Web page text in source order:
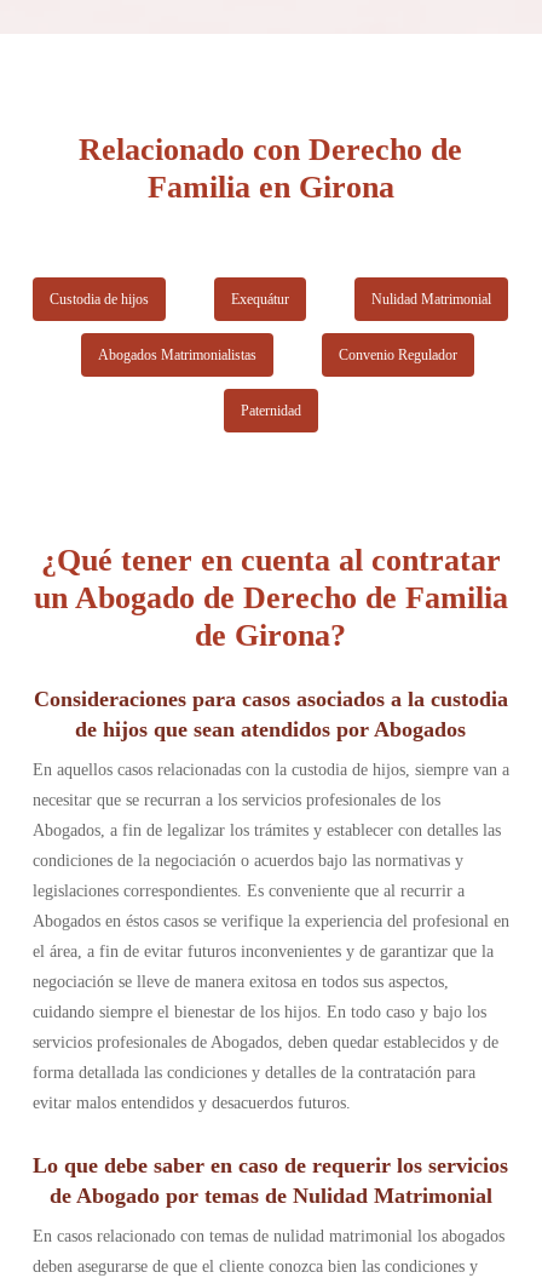
consultas.
Relacionado con Derecho de
Familia en Girona
Custodia de hijos Exequátur Nulidad Matrimonial
Abogados Matrimonialistas Convenio Regulador
Paternidad
¿Qué tener en cuenta al contratar
un Abogado de Derecho de Familia
de Girona?
Consideraciones para casos asociados a la custodia
de hijos que sean atendidos por Abogados
En aquellos casos relacionadas con la custodia de hijos, siempre van a
necesitar que se recurran a los servicios profesionales de los
Abogados, a fin de legalizar los trámites y establecer con detalles las
condiciones de la negociación o acuerdos bajo las normativas y
legislaciones correspondientes. Es conveniente que al recurrir a
Abogados en éstos casos se verifique la experiencia del profesional en
el área, a fin de evitar futuros inconvenientes y de garantizar que la
negociación se lleve de manera exitosa en todos sus aspectos,
cuidando siempre el bienestar de los hijos. En todo caso y bajo los
servicios profesionales de Abogados, deben quedar establecidos y de
forma detallada las condiciones y detalles de la contratación para
evitar malos entendidos y desacuerdos futuros.
Lo que debe saber en caso de requerir los servicios
de Abogado por temas de Nulidad Matrimonial
En casos relacionado con temas de nulidad matrimonial los abogados
deben asegurarse de que el cliente conozca bien las condiciones y